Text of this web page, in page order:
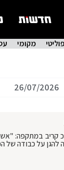
פוליטי מקומי
26/07/2026
במתקפה:
להגן על כבודה של